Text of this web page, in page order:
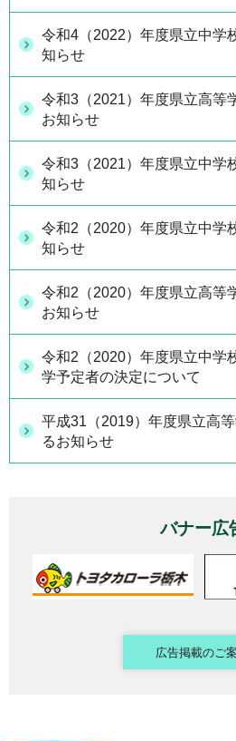
令和4（2022）年度県立中学
知らせ
令和3（2021）年度県立高等
お知らせ
令和3（2021）年度県立中学
知らせ
令和2（2020）年度県立中学
知らせ
令和2（2020）年度県立高等
お知らせ
令和2（2020）年度県立中学
学予定者の決定について
平成31（2019）年度県立高
るお知らせ
バナー広
広告掲載のご